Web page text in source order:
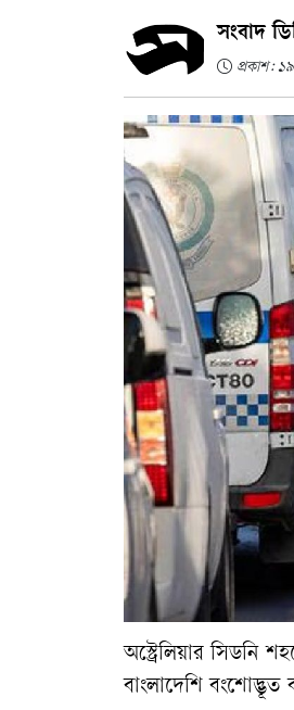
সংবাদ
প্রকাশ:
অস্ট্রেলিয়ার সিডনি
বাংলাদেশি বংশোদ্ভূত